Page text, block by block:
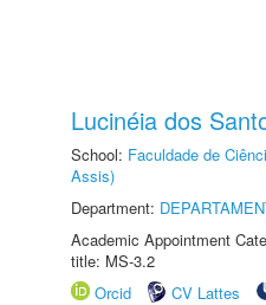
Lucinéia dos
School: Faculdade de
Assis)
Department:
Academic Appointment
title: MS-3.2
Orcid
CV Lattes